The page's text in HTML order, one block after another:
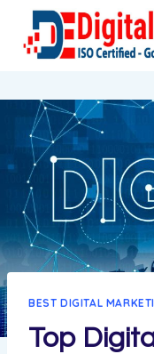
BEST DIGITAL
Top